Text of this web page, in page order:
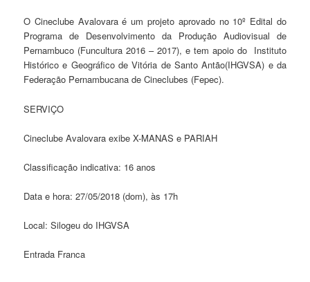
O Cineclube Avalovara é um projeto aprovado no 10º Edital do
Programa de Desenvolvimento da Produção Audiovisual de
Pernambuco (Funcultura 2016 – 2017), e tem apoio do Instituto
Histórico e Geográfico de Vitória de Santo Antão(IHGVSA) e da
Federação Pernambucana de Cineclubes (Fepec).
SERVIÇO
Cineclube Avalovara exibe X-MANAS e PARIAH
Classificação indicativa: 16 anos
Data e hora: 27/05/2018 (dom), às 17h
Local: Silogeu do IHGVSA
Entrada Franca